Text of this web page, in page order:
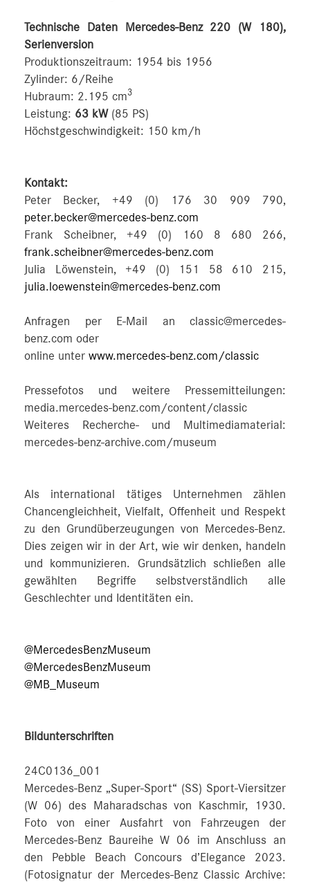
Technische Daten Mercedes-Benz 220 (W 180),
Serienversion
Produktionszeitraum: 1954 bis 1956
Zylinder: 6/Reihe
Hubraum: 2.195 cm3
Leistung: 63 kW(85 PS)
Höchstgeschwindigkeit: 150 km/h
Kontakt:
Peter Becker, +49 (0) 176 30 909 790,
peter.becker@mercedes-benz.com
Frank Scheibner, +49 (0) 160 8 680 266,
frank.scheibner@mercedes-benz.com
Julia Löwenstein, +49 (0) 151 58 610 215,
julia.loewenstein@mercedes-benz.com
Anfragen per E-Mail an classic@mercedes-
benz.com oder
online unter www.mercedes-benz.com/classic
Pressefotos und weitere Pressemitteilungen:
media.mercedes-benz.com/content/classic
Weiteres Recherche- und Multimediamaterial:
mercedes-benz-archive.com/museum
Als international tätiges Unternehmen zählen
Chancengleichheit, Vielfalt, Offenheit und Respekt
zu den Grundüberzeugungen von Mercedes-Benz.
Dies zeigen wir in der Art, wie wir denken, handeln
und kommunizieren. Grundsätzlich schließen alle
gewählten Begriffe selbstverständlich alle
Geschlechter und Identitäten ein.
@MercedesBenzMuseum
@MercedesBenzMuseum
@MB_Museum
Bildunterschriften
24C0136_001
Mercedes-Benz „Super-Sport“ (SS) Sport-Viersitzer
(W 06) des Maharadschas von Kaschmir, 1930.
Foto von einer Ausfahrt von Fahrzeugen der
Mercedes-Benz Baureihe W 06 im Anschluss an
den Pebble Beach Concours d’Elegance 2023.
(Fotosignatur der Mercedes-Benz Classic Archive: